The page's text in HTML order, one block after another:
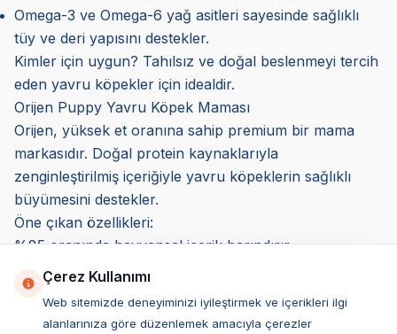
Omega-3 ve Omega-6 yağ asitleri sayesinde sağlıklı
tüy ve deri yapısını destekler.
Kimler için uygun? Tahılsız ve doğal beslenmeyi tercih
eden yavru köpekler için idealdir.
Orijen Puppy Yavru Köpek Maması
Orijen, yüksek et oranına sahip premium bir mama
markasıdır. Doğal protein kaynaklarıyla
zenginleştirilmiş içeriğiyle yavru köpeklerin sağlıklı
büyümesini destekler.
Öne çıkan özellikleri:
%85 oranında hayvansal içerik barındırır.
Glukozamin ve kondroitin içererek eklem sağlığını
destekler.
Tahıl içermeyen yapısıyla hassas sindirime sahip yavru
Çerez Kullanımı
Web sitemizde deneyiminizi iyileştirmek ve içerikleri ilgi
alanlarınıza göre düzenlemek amacıyla çerezler